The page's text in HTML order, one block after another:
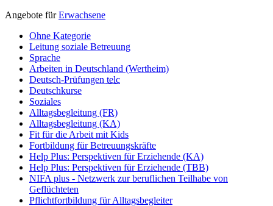
Angebote fürErwachsene
Ohne Kategorie
Leitung soziale Betreuung
Sprache
Arbeiten in Deutschland (Wertheim)
Deutsch-Prüfungen telc
Deutschkurse
Soziales
Alltagsbegleitung (FR)
Alltagsbegleitung (KA)
Fit für die Arbeit mit Kids
Fortbildung für Betreuungskräfte
Help Plus: Perspektiven für Erziehende (KA)
Help Plus: Perspektiven für Erziehende (TBB)
NIFA plus - Netzwerk zur beruflichen Teilhabe von
Geflüchteten
Pflichtfortbildung für Alltagsbegleiter